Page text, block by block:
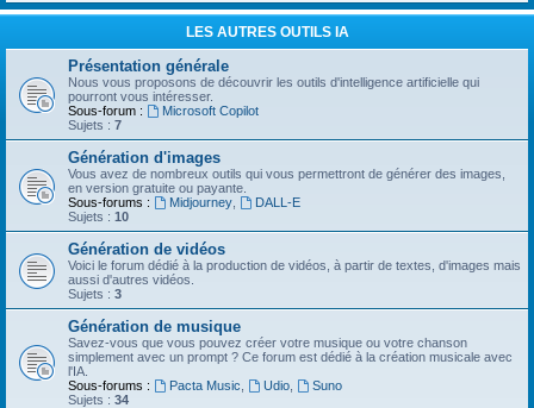
LES AUTRES OUTILS IA
Présentation générale
Nous vous proposons de découvrir les outils d'intelligence artificielle qui
pourront vous intéresser.
Sous-forum :
Microsoft Copilot
Sujets : 7
Génération d'images
Vous avez de nombreux outils qui vous permettront de générer des images,
en version gratuite ou payante.
Sous-forums :
Midjourney,
DALL-E
Sujets : 10
Génération de vidéos
Voici le forum dédié à la production de vidéos, à partir de textes, d'images mais
aussi d'autres vidéos.
Sujets : 3
Génération de musique
Savez-vous que vous pouvez créer votre musique ou votre chanson
simplement avec un prompt ? Ce forum est dédié à la création musicale avec
l'IA.
Sous-forums :
Pacta Music Udio,
Suno
Sujets : 34